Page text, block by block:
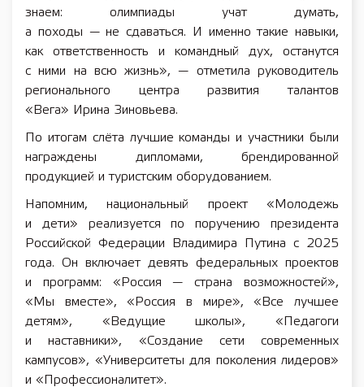
знаем: олимпиады учат думать,
а походы — не сдаваться. И именно такие навыки,
как ответственность и командный дух, останутся
с ними на всю жизнь», — отметила руководитель
регионального центра развития талантов
«Вега» Ирина Зиновьева.
По итогам слёта лучшие команды и участники были
награждены дипломами, брендированной
продукцией и туристским оборудованием.
Напомним, национальный проект «Молодежь
и дети» реализуется по поручению президента
Российской Федерации Владимира Путина с 2025
года. Он включает девять федеральных проектов
и программ: «Россия — страна возможностей»,
«Мы вместе», «Россия в мире», «Все лучшее
детям», «Ведущие школы», «Педагоги
и наставники», «Создание сети современных
кампусов», «Университеты для поколения лидеров»
и «Профессионалитет».